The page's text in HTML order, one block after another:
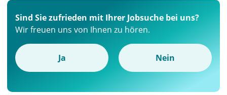
Sind Sie zufrieden mit Ihrer Jobsuche bei uns?
Wir freuen uns von Ihnen zu hören.
Ja Nein